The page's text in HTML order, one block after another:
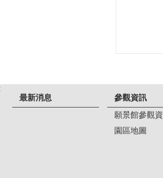
最新消息
參觀資訊
願景館參觀
園區地圖